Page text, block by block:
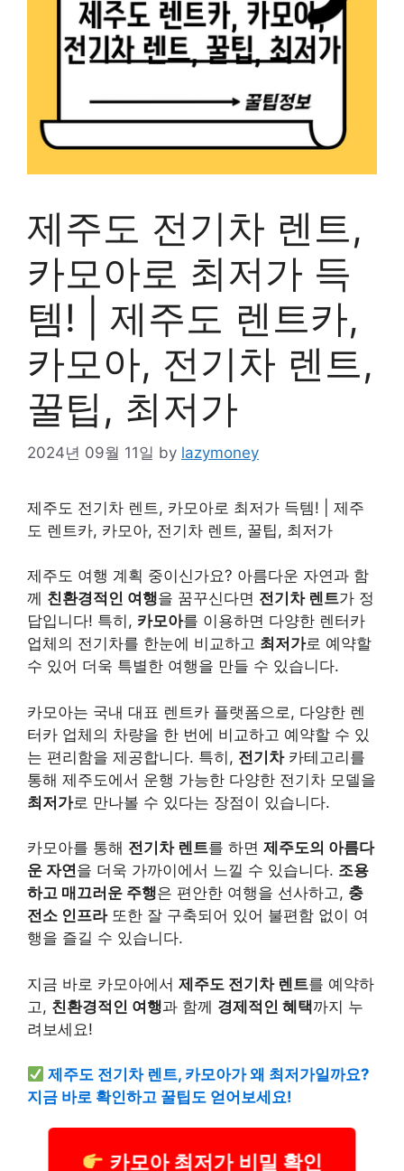
제주도 전기차 렌트,
카모아로 최저가 득
템! | 제주도 렌트카,
카모아, 전기차 렌트,
꿀팁, 최저가
2024년 09월 11일 by lazymoney
제주도 전기차 렌트, 카모아로 최저가 득템! | 제주
도 렌트카, 카모아, 전기차 렌트, 꿀팁, 최저가
제주도 여행 계획 중이신가요? 아름다운 자연과 함
께 친환경적인 여행을 꿈꾸신다면 전기차 렌트가 정
답입니다! 특히, 카모아를 이용하면 다양한 렌터카
업체의 전기차를 한눈에 비교하고 최저가로 예약할
수 있어 더욱 특별한 여행을 만들 수 있습니다.
카모아는 국내 대표 렌트카 플랫폼으로, 다양한 렌
터카 업체의 차량을 한 번에 비교하고 예약할 수 있
는 편리함을 제공합니다. 특히, 전기차카테고리를
통해 제주도에서 운행 가능한 다양한 전기차 모델을
최저가로 만나볼 수 있다는 장점이 있습니다.
카모아를 통해 전기차 렌트를 하면 제주도의 아름다
운 자연을 더욱 가까이에서 느낄 수 있습니다. 조용
하고 매끄러운 주행은 편안한 여행을 선사하고, 충
전소 인프라또한 잘 구축되어 있어 불편함 없이 여
행을 즐길 수 있습니다.
지금 바로 카모아에서 제주도 전기차 렌트를 예약하
고, 친환경적인 여행과 함께 경제적인 혜택까지 누
려보세요!
제주도 전기차 렌트, 카모아가 왜 최저가일까요?
지금 바로 확인하고 꿀팁도 얻어보세요!
카모아 최저가 비밀 확인